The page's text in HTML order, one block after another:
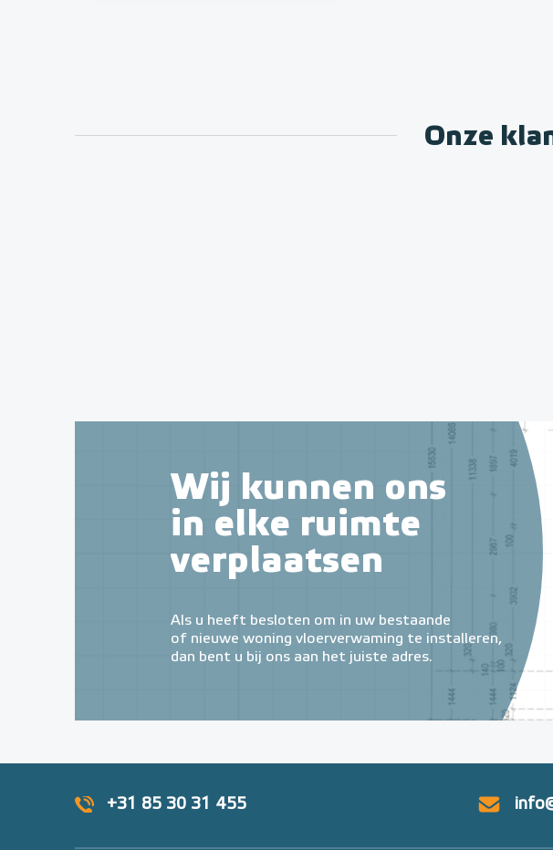
Onze
Wij kunnen ons
in elke ruimte
verplaatsen
Als u heeft besloten om in uw bestaande
of nieuwe woning vloerverwaming te installeren,
dan bent u bij ons aan het juiste adres.
+31 85 30 31 455